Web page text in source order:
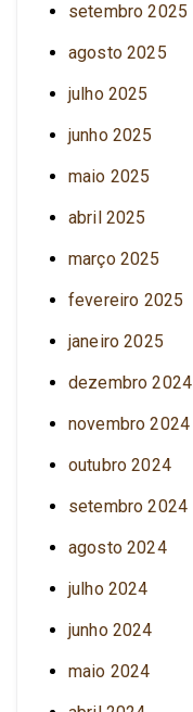
setembro 2025
agosto 2025
julho 2025
junho 2025
maio 2025
abril 2025
março 2025
fevereiro 2025
janeiro 2025
dezembro 2024
novembro 2024
outubro 2024
setembro 2024
agosto 2024
julho 2024
junho 2024
maio 2024